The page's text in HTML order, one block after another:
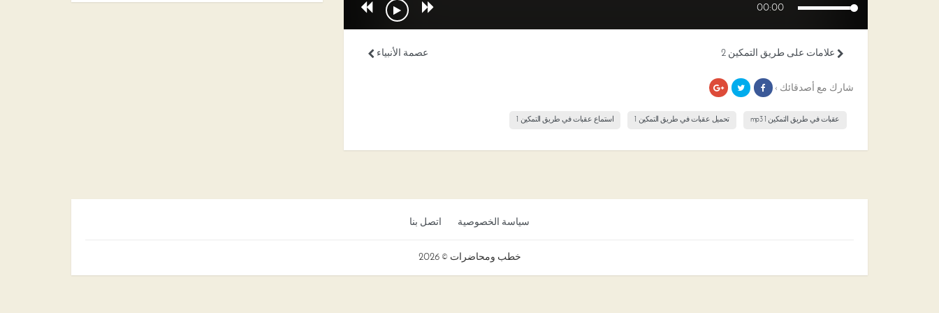
00:00
عصمة الأنبياء علامات على طريق التمكين 2
شارك مع أصدقائك ›
عقبات في طريق التمكين 1 mp3 تحميل عقبات في طريق التمكين 1 استماع عقبات في طريق التمكين 1
سياسة الخصوصية اتصل بنا
خطب ومحاضرات © 2026